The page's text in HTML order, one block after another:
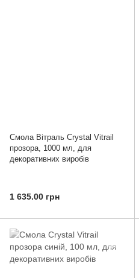
Смола Вітраль Crystal Vitrail
прозора, 1000 мл, для
декоративних виробів
1 635.00 грн